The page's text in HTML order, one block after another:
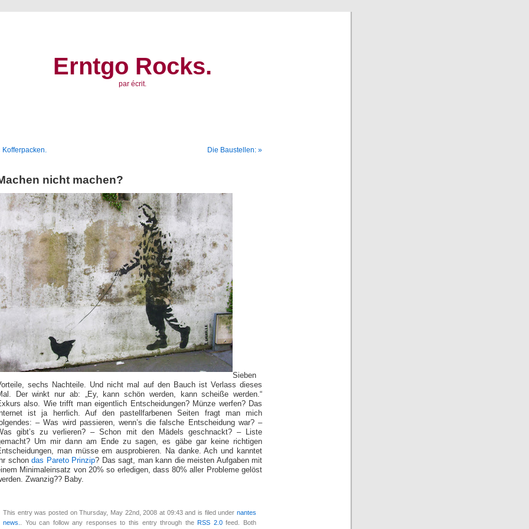
Erntgo Rocks.
par écrit.
Kofferpacken. Die Baustellen: »
nicht machen?
Sieben
sechs Nachteile. Und nicht mal auf den Bauch ist Verlass dieses
Der winkt nur ab: „Ey, kann schön werden, kann scheiße werden.“
also. Wie trifft man eigentlich Entscheidungen? Münze werfen? Das
ist ja herrlich. Auf den pastellfarbenen Seiten fragt man mich
– Was wird passieren, wenn’s die falsche Entscheidung war? –
gibt’s zu verlieren? – Schon mit den Mädels geschnackt? – Liste
Um mir dann am Ende zu sagen, es gäbe gar keine richtigen
man müsse em ausprobieren. Na danke. Ach und kanntet
schon das Pareto Prinzip? Das sagt, man kann die meisten Aufgaben mit
Minimaleinsatz von 20% so erledigen, dass 80% aller Probleme gelöst
Zwanzig?? Baby.
This entry was posted on Thursday, May 22nd, 2008 at 09:43 and is filed under nantes
news.
. You can follow any responses to this entry through theRSS 2.0feed. Both